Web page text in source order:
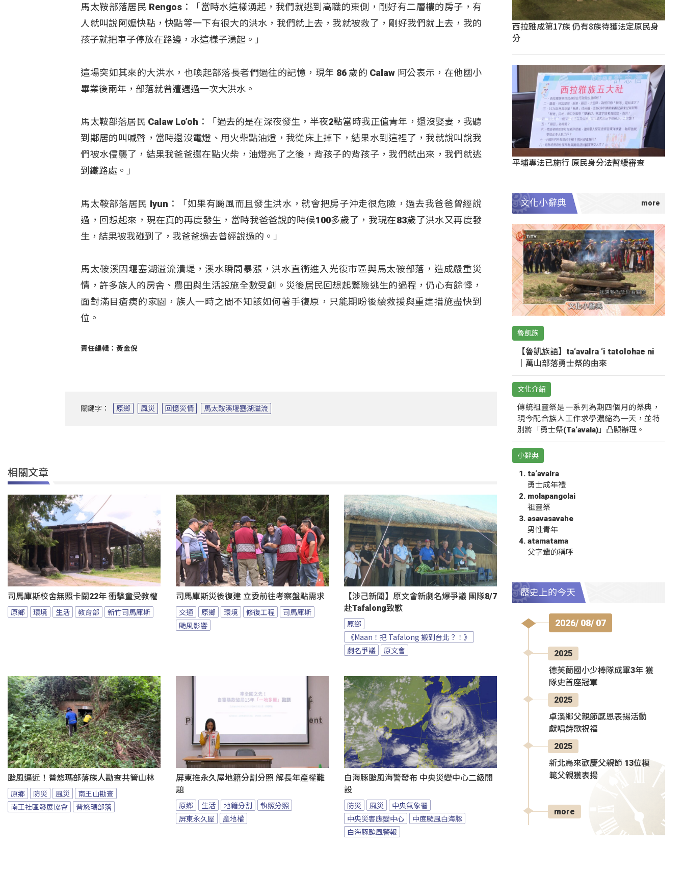
馬太鞍部落居民 Rengos：「當時水這樣湧起，我們就逃到高職的東側，剛好有二層樓的房子，有
人就叫說阿嬤快點，快點等一下有很大的洪水，我們就上去，我就被救了，剛好我們就上去，我的
孩子就把車子停放在路邊，水這樣子湧起。」
這場突如其來的大洪水，也喚起部落長者們過往的記憶，現年 86 歲的 Calaw 阿公表示，在他國小
畢業後兩年，部落就曾遭遇過一次大洪水。
馬太鞍部落居民 Calaw Lo’oh：「過去的是在深夜發生，半夜2點當時我正值青年，還沒娶妻，我聽
到鄰居的叫喊聲，當時還沒電燈、用火柴點油燈，我從床上掉下，結果水到這裡了，我就說叫說我
們被水侵襲了，結果我爸爸還在點火柴，油燈亮了之後，背孩子的背孩子，我們就出來，我們就逃
到鐵路處。」
馬太鞍部落居民 Iyun：「如果有颱風而且發生洪水，就會把房子沖走很危險，過去我爸爸曾經說
過，回想起來，現在真的再度發生，當時我爸爸說的時候100多歲了，我現在83歲了洪水又再度發
生，結果被我碰到了，我爸爸過去曾經說過的。」
馬太鞍溪因堰塞湖溢流潰堤，溪水瞬間暴漲，洪水直衝進入光復市區與馬太鞍部落，造成嚴重災
情，許多族人的房舍、農田與生活設施全數受創。災後居民回想起驚險逃生的過程，仍心有餘悸，
面對滿目瘡痍的家園，族人一時之間不知該如何著手復原，只能期盼後續救援與重建措施盡快到
位。
責任編輯：黃金倪
關鍵字： 原鄉 風災 回憶災情 馬太鞍溪堰塞湖溢流
相關文章
司馬庫斯校舍無照卡關22年 衝擊童受教權
原鄉 環境 生活 教育部 新竹司馬庫斯
司馬庫斯災後復建 立委前往考察盤點需求
交通 原鄉 環境 修復工程
司馬庫斯
颱風影響
【涉己新聞】原文會新劇名爆爭議 團隊8/7
赴Tafalong致歉
原鄉
《Maan！把 Tafalong 搬到台北？！》
劇名爭議
原文會
颱風逼近！普悠瑪部落族人勘查共管山林
原鄉 防災 風災
南王山勘查
南王社區發展協會
普悠瑪部落
屏東推永久屋地籍分割分照 解長年產權難
題
原鄉 生活 地籍分割
執照分照
屏東永久屋
產地權
白海豚颱風海警發布 中央災變中心二級開
設
防災 風災
中央氣象署
中央災害應變中心
中度颱風白海豚
白海豚颱風警報
西拉雅成第17族 仍有8族待獲法定原民身
分
平埔專法已施行 原民身分法暫緩審查
文化小辭典
魯凱族
【魯凱族語】ta‘avalra ‘i tatolohae ni
｜萬山部落勇士祭的由來
文化介紹
傳統祖靈祭是一系列為期四個月的祭典，
現今配合族人工作求學濃縮為一天，並特
別將「勇士祭(Ta‘avala)」凸顯辦理。
小辭典
ta‘avalra
勇士成年禮
molapangolai
祖靈祭
asavasavahe
男性青年
atamatama
父字輩的稱呼
歷史上的今天
2026/ 08/ 07
2025
德芙蘭國小少棒隊成軍3年 獲
隊史首座冠軍
2025
卓溪鄉父親節感恩表揚活動
獻唱詩歌祝福
2025
新北烏來歡慶父親節 13位模
範父親獲表揚
more